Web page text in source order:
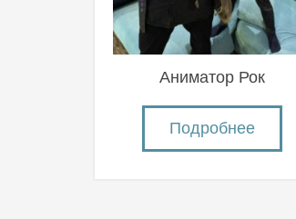
Аниматор Рок
Подробнее